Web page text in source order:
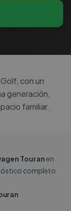
con un
generación,
familiar.
Touranen
completo